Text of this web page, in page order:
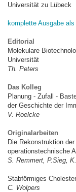
Universität zu Lübeck
komplette Ausgabe
Editorial
Molekulare
Universität
Th. Peters
Das Kolleg
Planung - Zufall -
der Geschichte der
V. Roelcke
Originalarbeiten
Die Rekonstruktion
operationstechnische
S. Remmert, P.Sieg,
Stabförmiges
C. Wolpers